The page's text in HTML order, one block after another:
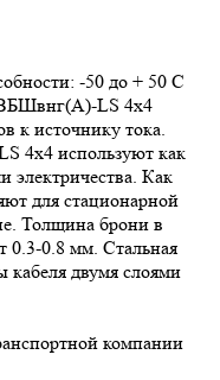
-50 до + 50 С
LS 4х4
к источнику тока.
4х4 используют как
электричества. Как
для стационарной
Толщина брони в
0.3-0.8 мм. Стальная
двумя слоями
компании